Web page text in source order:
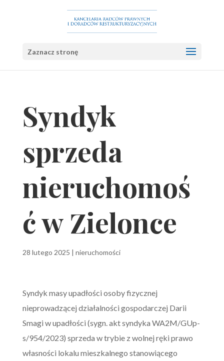
Zaznacz stronę
Syndyk
sprzeda
nieruchomoś
ć w Zielonce
28 lutego 2025 | nieruchomości
Syndyk masy upadłości osoby fizycznej
nieprowadzącej działalności gospodarczej Darii
Smagi w upadłości (sygn. akt syndyka WA2M/GUp-
s/954/2023) sprzeda w trybie z wolnej ręki prawo
własności lokalu mieszkalnego stanowiącego